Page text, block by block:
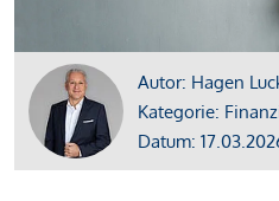
Autor: Hagen
Kategorie:
Datum: